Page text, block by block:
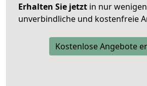
Erhalten Sie jetzt in nur
unverbindliche und kostenfreie
Kostenlose Angebote